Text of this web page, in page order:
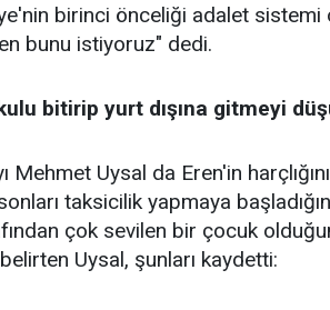
birinci önceliği adalet sistemi
bunu istiyoruz" dedi.
bitirip yurt dışına gitmeyi
Mehmet Uysal da Eren'in
taksicilik yapmaya
çok sevilen bir çocuk
Uysal, şunları kaydetti: